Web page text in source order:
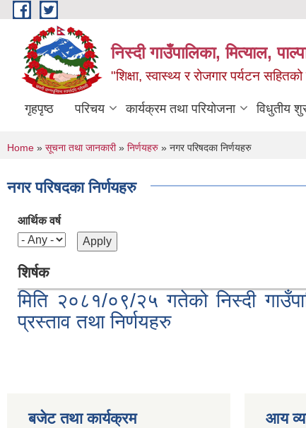
Skip to main content
निस्दी गाउँपालिका, मित्याल,
"शिक्षा, स्वास्थ्य र रोजगार पर्यटन
गृहपृष्ठ परिचय कार्यक्रम तथा परियोजना विधुतीय
You are here
Home » सूचना तथा जानकारी» निर्णयहरु » नगर परिषदका निर्णयहरु
नगर परिषदका निर्णयहरु
आर्थिक वर्ष
शिर्षक
मिति २०८१/०९/२५ गतेको निस्दी
प्रस्ताव तथा निर्णयहरु
बजेट तथा कार्यक्रम आय